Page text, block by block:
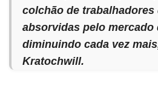
colchão de trabalhadores
absorvidas pelo mercado
diminuindo cada vez
Kratochwill.